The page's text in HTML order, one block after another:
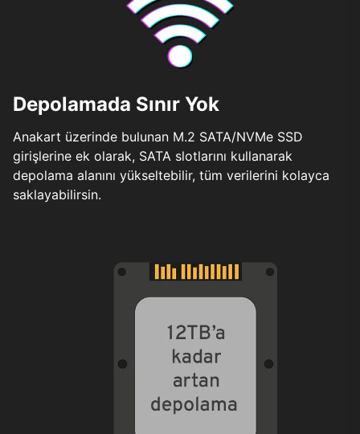
Depolamada Sınır Yok
Anakart üzerinde bulunan M.2 SATA/NVMe SSD
girişlerine ek olarak, SATA slotlarını kullanarak
depolama alanını yükseltebilir, tüm verilerini kolayca
saklayabilirsin.